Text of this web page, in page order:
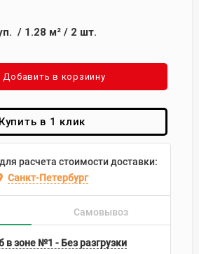
/ 1.28 м²/ 2 шт.
Добавить в корзиину
Купить в 1 клик
расчета стоимости доставки:
Санкт-Петербург
Самовывоз
в зоне №1 - Без разгрузки